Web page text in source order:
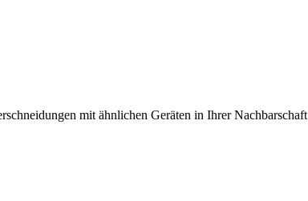
mit ähnlichen Geräten in Ihrer Nachbarschaft